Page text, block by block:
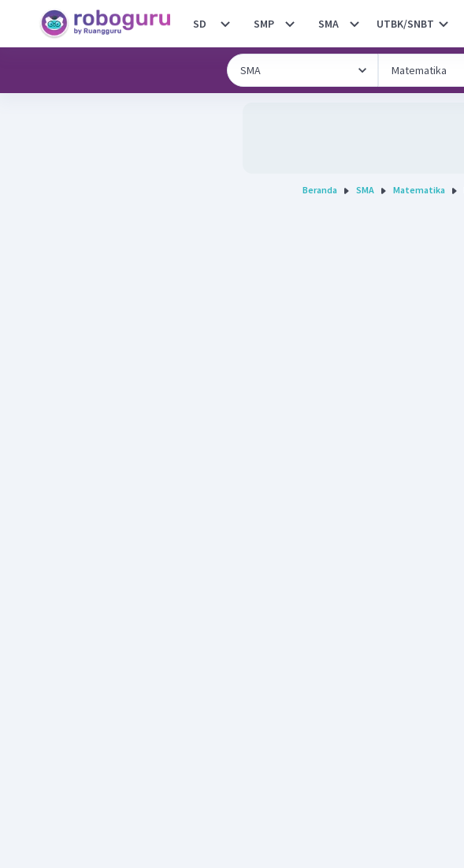
SD SMP SMA UTBK/SNBT
Beranda SMA Matematika